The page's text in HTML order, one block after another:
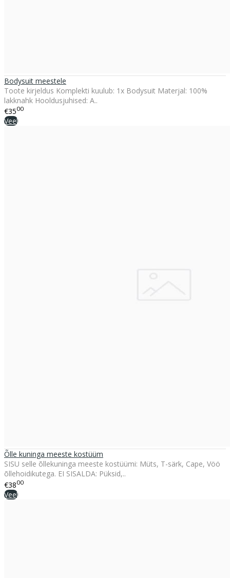
Bodysuit meestele
Toote kirjeldus Komplekti kuulub: 1x Bodysuit Materjal: 100%
lakknahk Hooldusjuhised: A..
€3500
Veel
Õlle kuninga meeste kostüüm
SISU selle õllekuninga meeste kostüümi: Müts, T-särk, Cape, Vöö
õllehoidikutega. EI SISALDA: Püksid,..
€3800
Veel